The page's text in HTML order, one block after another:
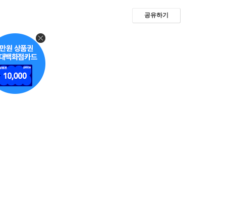
공유하기